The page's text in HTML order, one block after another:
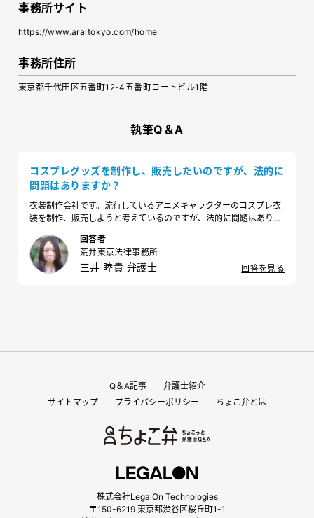
事務所サイト
https://www.araitokyo.com/home
事務所住所
東京都千代田区五番町12-4五番町コートビル1階
執筆Q＆A
コスプレグッズを制作し、販売したいのですが、法的に
問題はありますか？
衣装制作会社です。流行しているアニメキャラクターのコスプレ衣
装を制作、販売しようと考えているのですが、法的に問題はありま
回答者
荒井東京法律事務所
三井 睦貴 弁護士 回答を見る
Q＆A記事
弁護士紹介
サイトマップ
プライバシーポリシー ちょこ弁とは
株式会社LegalOn Technologies
〒150-6219 東京都渋谷区桜丘町1-1